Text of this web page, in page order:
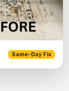
Same-Day Fix